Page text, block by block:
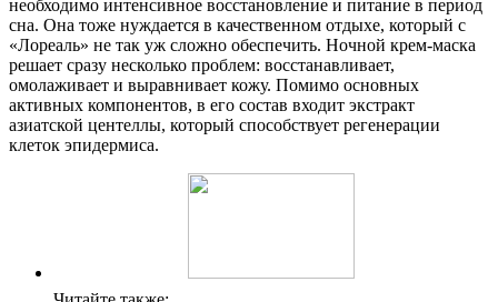
необходимо интенсивное восстановление и питание в период
сна. Она тоже нуждается в качественном отдыхе, который с
«Лореаль» не так уж сложно обеспечить. Ночной крем-маска
решает сразу несколько проблем: восстанавливает,
омолаживает и выравнивает кожу. Помимо основных
активных компонентов, в его состав входит экстракт
азиатской центеллы, который способствует регенерации
клеток эпидермиса.